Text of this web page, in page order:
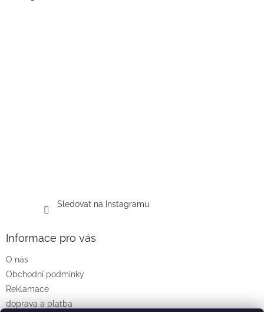
Sledovat na Instagramu
Informace pro vás
O nás
Obchodní podmínky
Reklamace
doprava a platba